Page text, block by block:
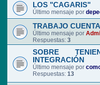
LOS "CAGARIS"
Último mensaje por
TRABAJO
Último mensaje por
Respuestas: 3
SOBRE
INTEGRACIÓN
Último mensaje por
Respuestas: 13